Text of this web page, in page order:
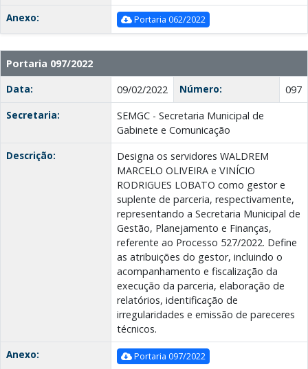
Anexo:
Portaria 062/2022
Portaria 097/2022
Data:
09/02/2022 Número:
097
Secretaria:
SEMGC - Secretaria Municipal de
Gabinete e Comunicação
Descrição:
Designa os servidores WALDREM
MARCELO OLIVEIRA e VINÍCIO
RODRIGUES LOBATO como gestor e
suplente de parceria, respectivamente,
representando a Secretaria Municipal de
Gestão, Planejamento e Finanças,
referente ao Processo 527/2022. Define
as atribuições do gestor, incluindo o
acompanhamento e fiscalização da
execução da parceria, elaboração de
relatórios, identificação de
irregularidades e emissão de pareceres
técnicos.
Anexo:
Portaria 097/2022